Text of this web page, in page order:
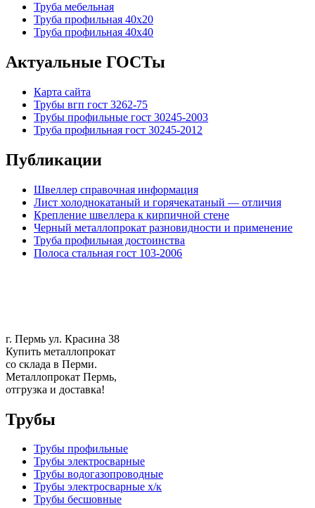
Труба мебельная
Труба профильная 40х20
Труба профильная 40х40
Актуальные ГОСТы
Карта сайта
Трубы вгп гост 3262-75
Трубы профильные гост 30245-2003
Труба профильная гост 30245-2012
Публикации
Швеллер справочная информация
Лист холоднокатаный и горячекатаный — отличия
Крепление швеллера к кирпичной стене
Черный металлопрокат разновидности и применение
Труба профильная достоинства
Полоса стальная гост 103-2006
г. Пермь ул. Красина 38
Купить металлопрокат
со склада в Перми.
Металлопрокат Пермь,
отгрузка и доставка!
Трубы
Трубы профильные
Трубы электросварные
Трубы водогазопроводные
Трубы электросварные х/к
Трубы бесшовные